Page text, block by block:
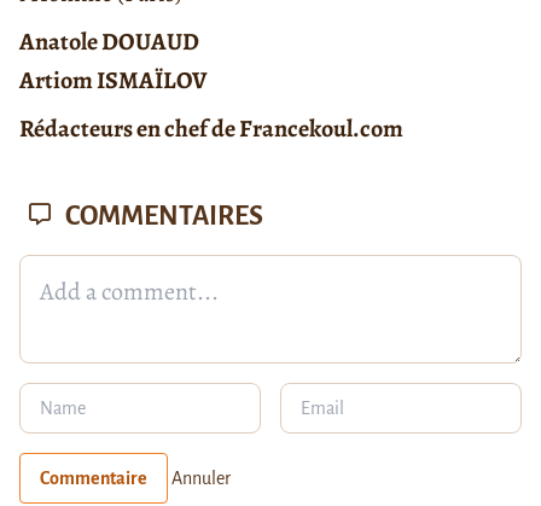
Anatole DOUAUD
Artiom ISMAÏLOV
Rédacteurs en chef de Francekoul.com
COMMENTAIRES
Commentaire Annuler